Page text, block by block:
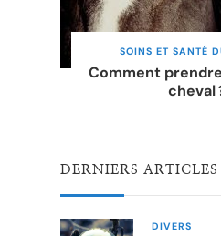
SOINS ET SANTÉ
Comment
cheval
DERNIERS ARTICLES
DIVERS